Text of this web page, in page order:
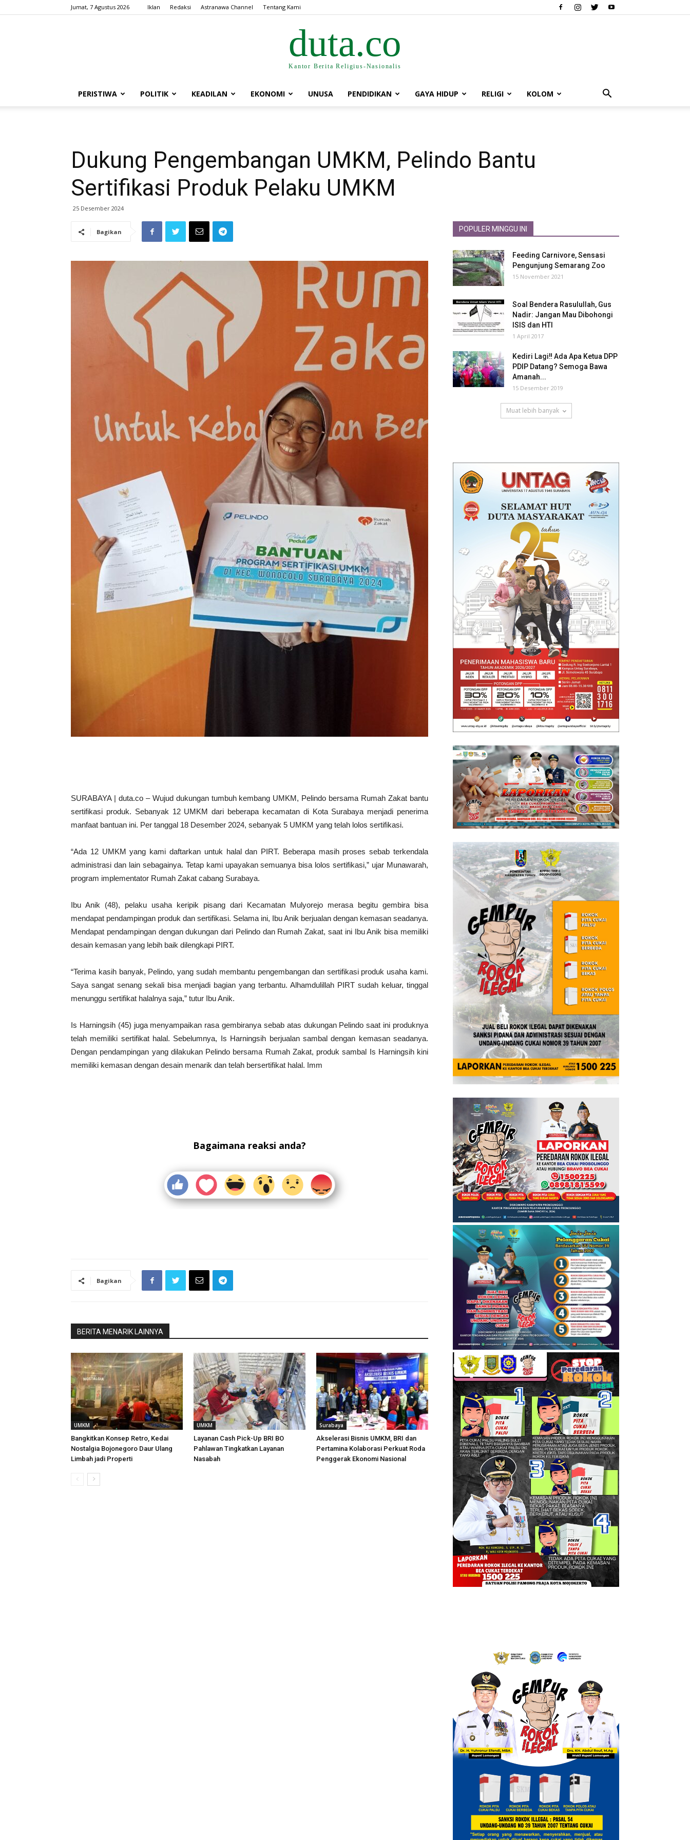
Jumat, 7 Agustus 2026 Iklan Redaksi Astranawa Channel Tentang Kami
duta.co
Kantor Berita Religius-Nasionalis
PERISTIWA POLITIK KEADILAN EKONOMI UNUSA PENDIDIKAN GAYA HIDUP RELIGI KOLOM
Dukung Pengembangan UMKM, Pelindo Bantu
Sertifikasi Produk Pelaku UMKM
25 Desember 2024
Bagikan
SURABAYA | duta.co – Wujud dukungan tumbuh kembang UMKM, Pelindo bersama Rumah Zakat bantu
sertifikasi produk. Sebanyak 12 UMKM dari beberapa kecamatan di Kota Surabaya menjadi penerima
manfaat bantuan ini. Per tanggal 18 Desember 2024, sebanyak 5 UMKM yang telah lolos sertifikasi.
“Ada 12 UMKM yang kami daftarkan untuk halal dan PIRT. Beberapa masih proses sebab terkendala
administrasi dan lain sebagainya. Tetap kami upayakan semuanya bisa lolos sertifikasi,” ujar Munawarah,
program implementator Rumah Zakat cabang Surabaya.
Ibu Anik (48), pelaku usaha keripik pisang dari Kecamatan Mulyorejo merasa begitu gembira bisa
mendapat pendampingan produk dan sertifikasi. Selama ini, Ibu Anik berjualan dengan kemasan seadanya.
Mendapat pendampingan dengan dukungan dari Pelindo dan Rumah Zakat, saat ini Ibu Anik bisa memiliki
desain kemasan yang lebih baik dilengkapi PIRT.
“Terima kasih banyak, Pelindo, yang sudah membantu pengembangan dan sertifikasi produk usaha kami.
Saya sangat senang sekali bisa menjadi bagian yang terbantu. Alhamdulillah PIRT sudah keluar, tinggal
menunggu sertifikat halalnya saja,” tutur Ibu Anik.
Is Harningsih (45) juga menyampaikan rasa gembiranya sebab atas dukungan Pelindo saat ini produknya
telah memiliki sertifikat halal. Sebelumnya, Is Harningsih berjualan sambal dengan kemasan seadanya.
Dengan pendampingan yang dilakukan Pelindo bersama Rumah Zakat, produk sambal Is Harningsih kini
memiliki kemasan dengan desain menarik dan telah bersertifikat halal. Imm
Bagaimana reaksi anda?
Bagikan
BERITA MENARIK LAINNYA
UMKM
Bangkitkan Konsep Retro, Kedai
Nostalgia Bojonegoro Daur Ulang
Limbah jadi Properti
UMKM
Layanan Cash Pick-Up BRI BO
Pahlawan Tingkatkan Layanan
Nasabah
Surabaya
Akselerasi Bisnis UMKM, BRI dan
Pertamina Kolaborasi Perkuat Roda
Penggerak Ekonomi Nasional
POPULER MINGGU INI
Feeding Carnivore, Sensasi
Pengunjung Semarang Zoo
15 November 2021
Soal Bendera Rasulullah, Gus
Nadir: Jangan Mau Dibohongi
ISIS dan HTI
1 April 2017
Kediri Lagi‼ Ada Apa Ketua DPP
PDIP Datang? Semoga Bawa
Amanah...
15 Desember 2019
Muat lebih banyak